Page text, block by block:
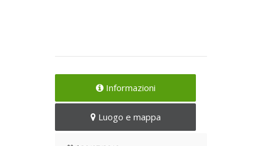
Informazioni
Luogo e mappa